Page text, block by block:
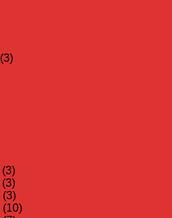
(3)
(3)
(3)
(3)
(10)